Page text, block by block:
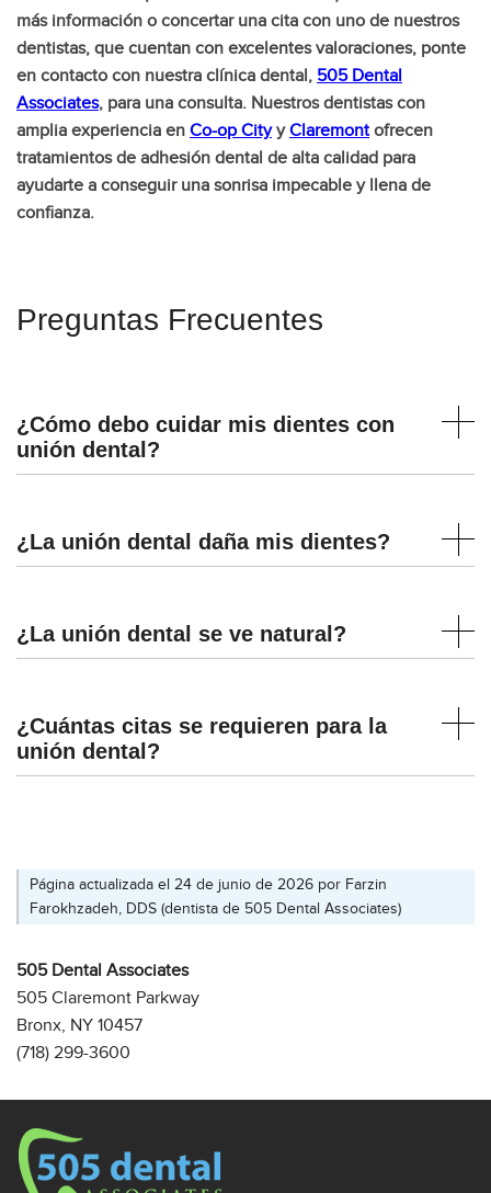
más información o concertar una cita con uno de nuestros
dentistas, que cuentan con excelentes valoraciones, ponte
en contacto con nuestra clínica dental, 505 Dental
Associates, para una consulta. Nuestros dentistas con
amplia experiencia en Co-op CityyClaremontofrecen
tratamientos de adhesión dental de alta calidad para
ayudarte a conseguir una sonrisa impecable y llena de
confianza.
Preguntas Frecuentes
¿Cómo debo cuidar mis dientes con
unión dental?
¿La unión dental daña mis dientes?
¿La unión dental se ve natural?
¿Cuántas citas se requieren para la
unión dental?
Página actualizada el 24 de junio de 2026 por Farzin
Farokhzadeh, DDS (dentista de 505 Dental Associates)
505 Dental Associates
505 Claremont Parkway
Bronx, NY 10457
(718) 299-3600